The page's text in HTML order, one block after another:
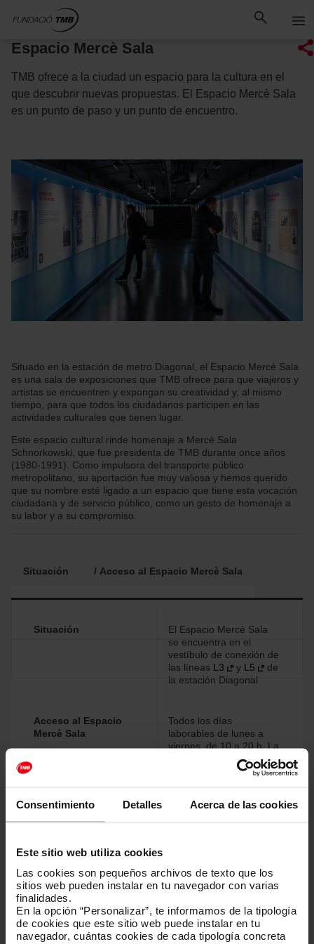
Consentimiento Detalles Acerca de las cookies
Este sitio web utiliza cookies
Las cookies son pequeños archivos de texto que los
sitios web pueden instalar en tu navegador con varias
finalidades.
En la opción “Personalizar”, te informamos de la tipología
de cookies que este sitio web puede instalar en tu
navegador, cuántas cookies de cada tipología concreta
Saltar al contenido principal
al
Espacio Mercè Sala
TMB ofrece a la ciudad un espacio para la cultura en el
que descubrir nuevas propuestas. El Espacio Mercè Sala
es un punto de paso y un punto de encuentro.
Situado en la estación de metro Diagonal, el Espacio Mercè Sala
es una sala de exposiciones que TMB ofrece para que viajeros y
artistas se encuentren y expongan su creatividad y, al mismo
tiempo, para que todos los ciudadanos participen en las
actividades culturales que tienen lugar.
Este espacio cultural rinde homenaje a Mercè Sala
Schnorkowski, que fue presidenta de TMB durante once años
(1980-1991). Como impulsora del transporte público
metropolitano, su aportación fue muy valiosa y hemos querido
que su nombre esté ligado a un espacio que tiene esta vocación
ciudadana y de servicio público, como un gesto de homenaje a
su labor y a su compromiso.
Situación Acceso al Espacio Mercè Sala
Situación
El Espacio Mercè Sala
se encuentra en el
vestíbulo de conexión de
las líneas L3 y L5
de
la estación Diagonal
Acceso al Espacio
Mercè Sala
Todos los días
laborables de lunes a
viernes, de 10 a 20 h. La
entrada es gratuita.
Algunas exposiciones de producción propia